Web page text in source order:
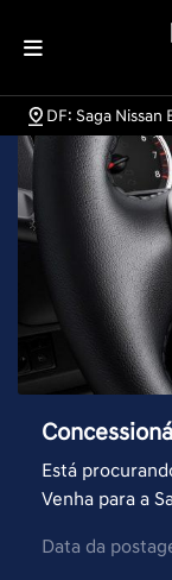
DF: Saga Nissan
Está
Venha para a
Data da